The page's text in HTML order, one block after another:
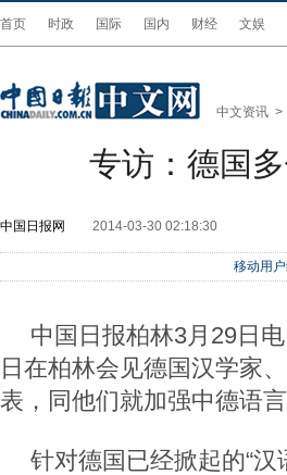
首页 时政 国际 国内 财经 文娱
中文资讯 >
专访：德国
中国日报网 2014-03-30 02:18:30
移动用
中国日报柏林3月29日
日在柏林会见德国汉学家
表，同他们就加强中德语
针对德国已经掀起的“汉